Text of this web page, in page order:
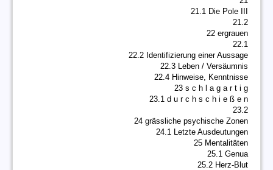
21.1 Die Pole III
21.2
22 ergrauen
22.1
22.2 Identifizierung einer Aussage
22.3 Leben / Versäumnis
22.4 Hinweise, Kenntnisse
23 s c h l a g a r t i g
23.1 d u r c h s c h i e ß e n
23.2
24 grässliche psychische Zonen
24.1 Letzte Ausdeutungen
25 Mentalitäten
25.1 Genua
25.2 Herz-Blut